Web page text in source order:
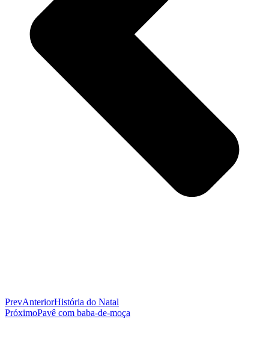
PrevAnteriorHistória do Natal
PróximoPavê com baba-de-moça